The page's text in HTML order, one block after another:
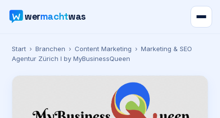
wermachtwas
Verzeichnis
Karte
News
Start › Branchen › Content Marketing › Marketing & SEO
Agentur Zürich I by MyBusinessQueen